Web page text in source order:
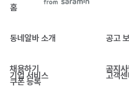
홈
동네알바 소개 공고 보
채용하기
기업 서비스
쿠폰 등록
공지
고객센